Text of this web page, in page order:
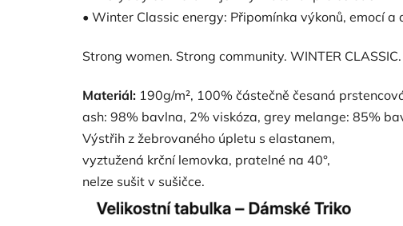
• Winter Classic energy: Připomínka výkonů, emocí
Strong women. Strong community. WINTER
Materiál: 190g/m², 100% částečně česaná
ash: 98% bavlna, 2% viskóza, grey melange: 85%
Výstřih z žebrovaného úpletu s elastanem,
vyztužená krční lemovka, pratelné na 40°,
nelze sušit v sušičce.